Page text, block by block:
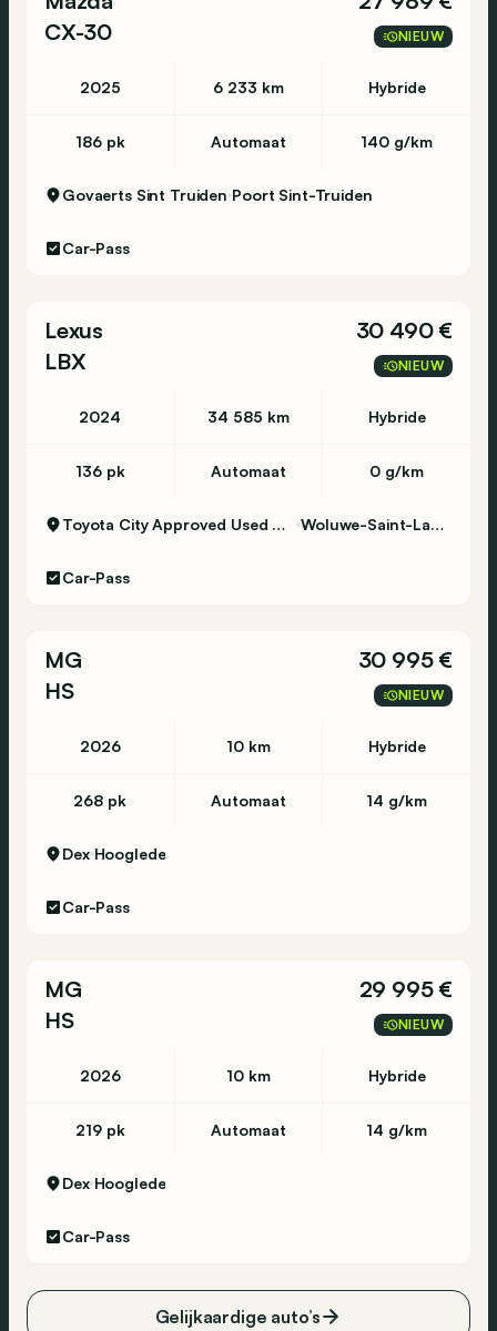
éblouissant
*Passive Park Assist
CX-30
NIEUW
2025 6 233 km Hybride
186 pk Automaat 140 g/km
Govaerts Sint Truiden Poort Sint-Truiden
Car-Pass
Lexus
LBX
30 490 €
NIEUW
2024 34 585 km Hybride
136 pk Automaat 0 g/km
Toyota City Approved Used Woluwe Woluwe-Saint-Lambert
Car-Pass
MG
HS
30 995 €
NIEUW
2026 10 km Hybride
268 pk Automaat 14 g/km
Dex Hooglede
Car-Pass
MG
HS
29 995 €
NIEUW
2026 10 km Hybride
219 pk Automaat 14 g/km
Dex Hooglede
Car-Pass
Gelijkaardige auto’s